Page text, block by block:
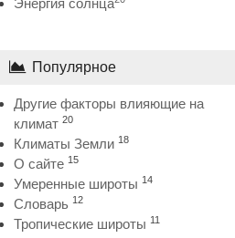
Энергия солнца
Популярное
Другие факторы влияющие на
климат 20
Климаты Земли 18
О сайте 15
Умеренные широты 14
Словарь 12
Тропические широты 11